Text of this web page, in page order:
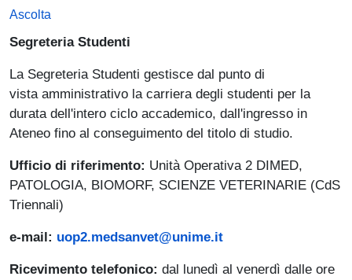
Ascolta
Segreteria Studenti
La Segreteria Studenti gestisce dal punto di
vista amministrativo la carriera degli studenti per la
durata dell'intero ciclo accademico, dall'ingresso in
Ateneo fino al conseguimento del titolo di studio.
Ufficio di riferimento: Unità Operativa 2 DIMED,
PATOLOGIA, BIOMORF, SCIENZE VETERINARIE (CdS
Triennali)
e-mail: uop2.medsanvet@unime.it
Ricevimento telefonico: dal lunedì al venerdì dalle ore